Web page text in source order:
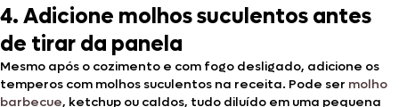
4. Adicione molhos suculentos antes
de tirar da panela
Mesmo após o cozimento e com fogo desligado, adicione os
temperos com molhos suculentos na receita. Pode ser molho
barbecue, ketchup ou caldos, tudo diluído em uma pequena